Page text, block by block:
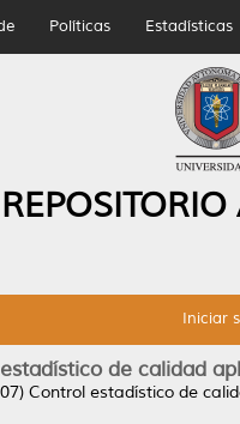
Políticas Estadísticas
Iniciar
de calidad
Control estadístico de